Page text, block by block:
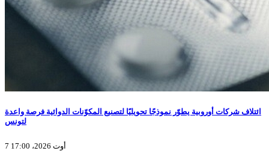
ائتلاف شركات أوروبية يطوّر نموذجًا تحويليًا لتصنيع المكوّنات الدوائية فرصة واعدة
لتونس
7 أوت 2026، 17:00